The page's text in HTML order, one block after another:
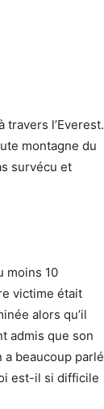
l’Everest.
montagne du
survécu et
moins 10
victime était
alors qu’il
admis que son
a beaucoup parlé
est-il si difficile